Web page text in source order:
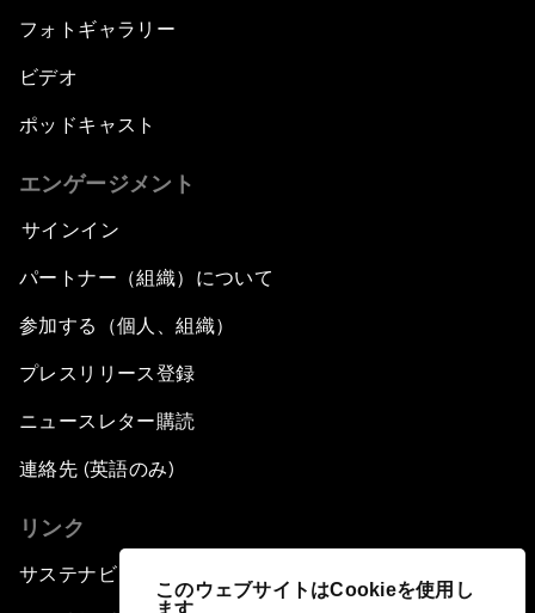
このウェブサイトはCookieを使用し
ます
フォトギャラリー
ビデオ
ポッドキャスト
エンゲージメント
サインイン
パートナー（組織）について
参加する（個人、組織）
プレスリリース登録
ニュースレター購読
連絡先 (英語のみ)
リンク
サステナビリティへの取り組み